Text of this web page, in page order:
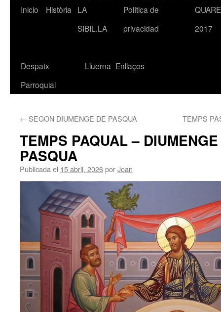
Inicio Història
LA
SIBIL.LA
Política de
privacidad
2017
Despatx
Parroquial
Lluerna Enllaços
← SEGON DIUMENGE DE PASQUA TEMPS
TEMPS PAQUAL –
PASQUA
Publicada el 15 abril, 2026porJoan